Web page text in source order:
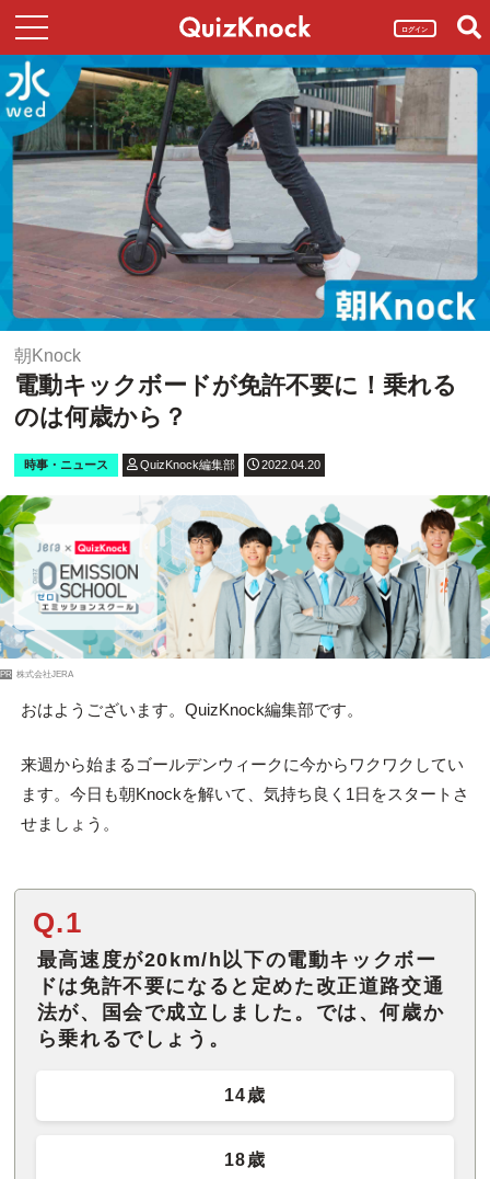
ログイン
朝Knock
電動キックボードが免許不要に！乗れる
のは何歳から？
時事・ニュース QuizKnock編集部 2022.04.20
PR 株式会社JERA
おはようございます。QuizKnock編集部です。
来週から始まるゴールデンウィークに今からワクワクしてい
ます。今日も朝Knockを解いて、気持ち良く1日をスタートさ
せましょう。
Q.1
最高速度が20km/h以下の電動キックボー
ドは免許不要になると定めた改正道路交通
法が、国会で成立しました。では、何歳か
ら乗れるでしょう。
14歳
18歳